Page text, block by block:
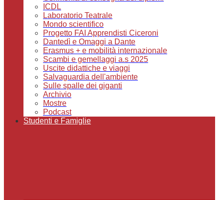
ICDL
Laboratorio Teatrale
Mondo scientifico
Progetto FAI Apprendisti Ciceroni
Dantedì e Omaggi a Dante
Erasmus + e mobilità internazionale
Scambi e gemellaggi a.s 2025
Uscite didattiche e viaggi
Salvaguardia dell'ambiente
Sulle spalle dei giganti
Archivio
Mostre
Podcast
Studenti e Famiglie